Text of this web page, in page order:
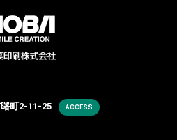
町2-11-25
ACCESS